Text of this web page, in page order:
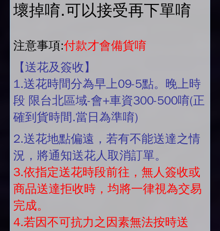
壞掉唷.可以接受再下單唷
注意事項:付款才會備貨唷
【送花及簽收】
1.送花時間分為早上09-5點。晚上時
段 限台北區域-會+車資300-500唷(正
確到貨時間.當日為準唷)
2.送花地點偏遠，若有不能送達之情
況，將通知送花人取消訂單。
3.依指定送花時段前往，無人簽收或
商品送達拒收時，均將一律視為交易
完成。
4.若因不可抗力之因素無法按時送